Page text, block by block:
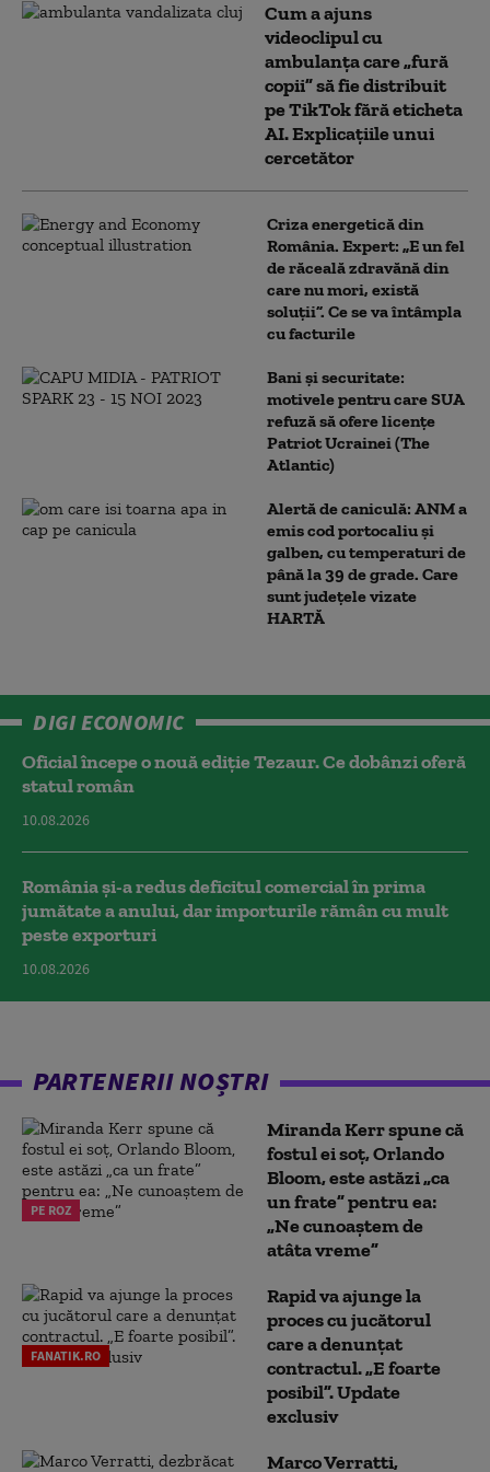
Cum a ajuns
videoclipul cu
ambulanța care „fură
copii” să fie distribuit
pe TikTok fără eticheta
AI. Explicațiile unui
cercetător
Criza energetică din
România. Expert: „E un fel
de răceală zdravănă din
care nu mori, există
soluții”. Ce se va întâmpla
cu facturile
Bani și securitate:
motivele pentru care SUA
refuză să ofere licențe
Patriot Ucrainei (The
Atlantic)
Alertă de caniculă: ANM a
emis cod portocaliu și
galben, cu temperaturi de
până la 39 de grade. Care
sunt județele vizate
HARTĂ
DIGI ECONOMIC
Oficial începe o nouă ediție Tezaur. Ce dobânzi oferă
statul român
10.08.2026
România și-a redus deficitul comercial în prima
jumătate a anului, dar importurile rămân cu mult
peste exporturi
10.08.2026
PARTENERII NOȘTRI
PE ROZ
Miranda Kerr spune că
fostul ei soț, Orlando
Bloom, este astăzi „ca
un frate” pentru ea:
„Ne cunoaștem de
atâta vreme”
FANATIK.RO
Rapid va ajunge la
proces cu jucătorul
care a denunțat
contractul. „E foarte
posibil”. Update
exclusiv
Marco Verratti,